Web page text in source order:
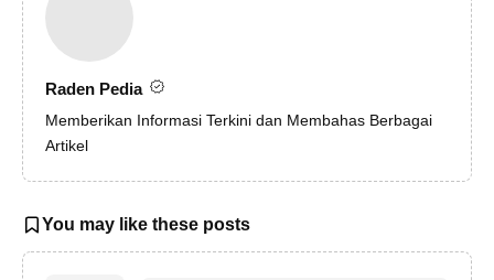
Raden Pedia
Memberikan Informasi Terkini dan Membahas Berbagai
Artikel
You may like these posts